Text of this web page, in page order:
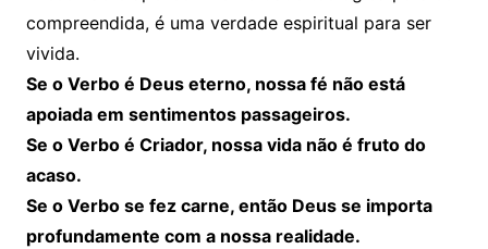
compreendida, é uma verdade espiritual para ser
vivida.
Se o Verbo é Deus eterno, nossa fé não está
apoiada em sentimentos passageiros.
Se o Verbo é Criador, nossa vida não é fruto do
acaso.
Se o Verbo se fez carne, então Deus se importa
profundamente com a nossa realidade.